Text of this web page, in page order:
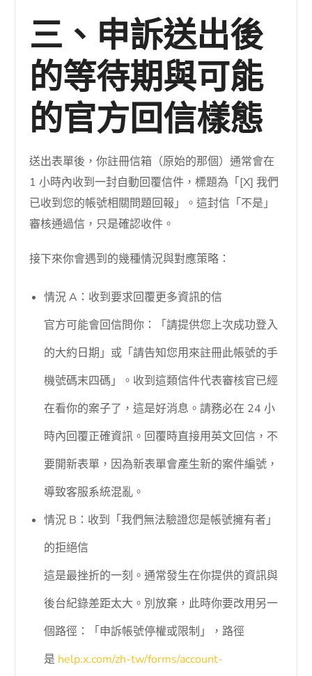
三、申訴送出後
的等待期與可能
的官方回信樣態
送出表單後，你註冊信箱（原始的那個）通常會在
1 小時內收到一封自動回覆信件，標題為「[X] 我們
已收到您的帳號相關問題回報」。這封信「不是」
審核通過信，只是確認收件。
接下來你會遇到的幾種情況與對應策略：
情況 A：收到要求回覆更多資訊的信
官方可能會回信問你：「請提供您上次成功登入
的大約日期」或「請告知您用來註冊此帳號的手
機號碼末四碼」。收到這類信件代表審核官已經
在看你的案子了，這是好消息。請務必在 24 小
時內回覆正確資訊。回覆時直接用英文回信，不
要開新表單，因為新表單會產生新的案件編號，
導致客服系統混亂。
情況 B：收到「我們無法驗證您是帳號擁有者」
的拒絕信
這是最挫折的一刻。通常發生在你提供的資訊與
後台紀錄差距太大。別放棄，此時你要改用另一
個路徑：「申訴帳號停權或限制」，路徑
是 help.x.com/zh-tw/forms/account-